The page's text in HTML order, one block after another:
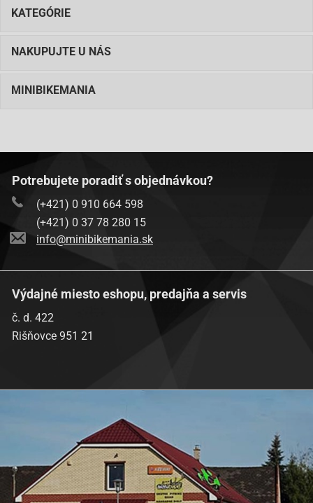
KATEGÓRIE
NAKUPUJTE U NÁS
MINIBIKEMANIA
Potrebujete poradiť s objednávkou?
(+421) 0 910 664 598
(+421) 0 37 78 280 15
info@minibikemania.sk
Výdajné miesto eshopu, predajňa a servis
č. d. 422
Rišňovce 951 21